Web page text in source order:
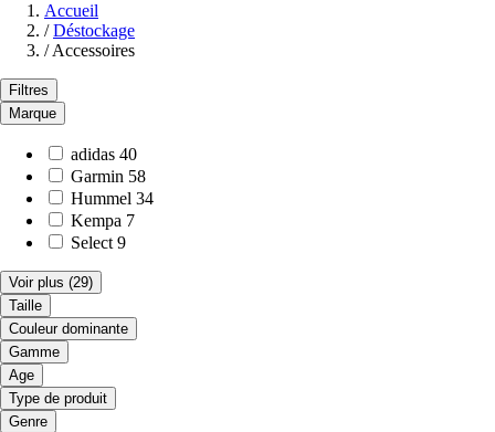
Accueil
/ Déstockage
/Accessoires
Filtres
Marque
adidas 40
Garmin 58
Hummel 34
Kempa 7
Select 9
Voir plus (29)
Taille
Couleur dominante
Gamme
Age
Type de produit
Genre